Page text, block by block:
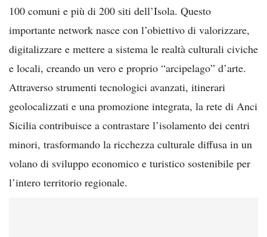
100 comuni e più di 200 siti dell’Isola. Questo
importante network nasce con l’obiettivo di valorizzare,
digitalizzare e mettere a sistema le realtà culturali civiche
e locali, creando un vero e proprio “arcipelago” d’arte.
Attraverso strumenti tecnologici avanzati, itinerari
geolocalizzati e una promozione integrata, la rete di Anci
Sicilia contribuisce a contrastare l’isolamento dei centri
minori, trasformando la ricchezza culturale diffusa in un
volano di sviluppo economico e turistico sostenibile per
l’intero territorio regionale.